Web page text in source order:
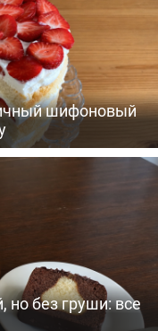
шифоновый
но без груши: все